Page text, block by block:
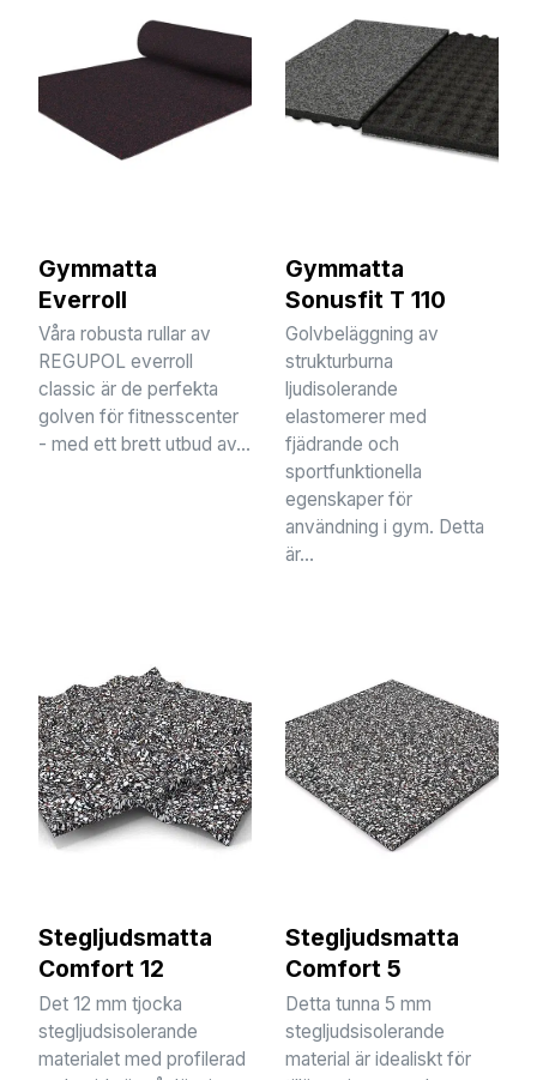
Gymmatta
Everroll
Våra robusta rullar av
REGUPOL everroll
classic är de perfekta
golven för fitnesscenter
- med ett brett utbud av...
Gymmatta
Sonusfit T 110
Golvbeläggning av
strukturburna
ljudisolerande
elastomerer med
fjädrande och
sportfunktionella
egenskaper för
användning i gym. Detta
är...
Stegljudsmatta
Comfort 12
Det 12 mm tjocka
stegljudsisolerande
materialet med profilerad
Stegljudsmatta
Comfort 5
Detta tunna 5 mm
stegljudsisolerande
material är idealiskt för